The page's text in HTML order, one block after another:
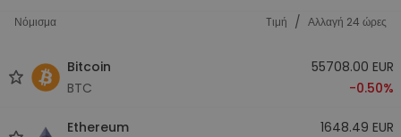
Νόμισμα Tιμή / Αλλαγή 24 ώρες
Bitcoin
BTC
55708.00 EUR
-0.50%
Ethereum
1648.49 EUR